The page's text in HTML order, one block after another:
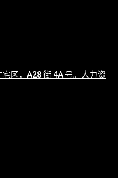
区，A28 街 4A 号。人力资